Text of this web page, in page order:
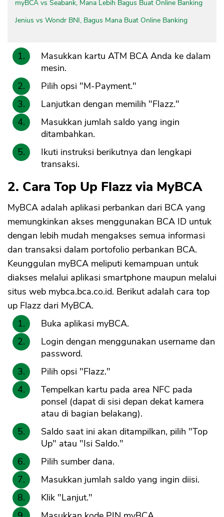
myBCA vs Seabank, Mana Lebih Bagus Buat Online Banking
Jenius vs Wondr BNI, Bagus Mana Buat Online Banking
Masukkan kartu ATM BCA Anda ke dalam
mesin.
Pilih opsi "M-Payment."
Lanjutkan dengan memilih "Flazz."
Masukkan jumlah saldo yang ingin
ditambahkan.
Ikuti instruksi berikutnya dan lengkapi
transaksi.
2. Cara Top Up Flazz via MyBCA
MyBCA adalah aplikasi perbankan dari BCA yang
memungkinkan akses menggunakan BCA ID untuk
dengan lebih mudah mengakses semua informasi
dan transaksi dalam portofolio perbankan BCA.
Keunggulan myBCA meliputi kemampuan untuk
diakses melalui aplikasi smartphone maupun melalui
situs web mybca.bca.co.id. Berikut adalah cara top
up Flazz dari MyBCA.
Buka aplikasi myBCA.
Login dengan menggunakan username dan
password.
Pilih opsi "Flazz."
Tempelkan kartu pada area NFC pada
ponsel (dapat di sisi depan dekat kamera
atau di bagian belakang).
Saldo saat ini akan ditampilkan, pilih "Top
Up" atau "Isi Saldo."
Pilih sumber dana.
Masukkan jumlah saldo yang ingin diisi.
Klik "Lanjut."